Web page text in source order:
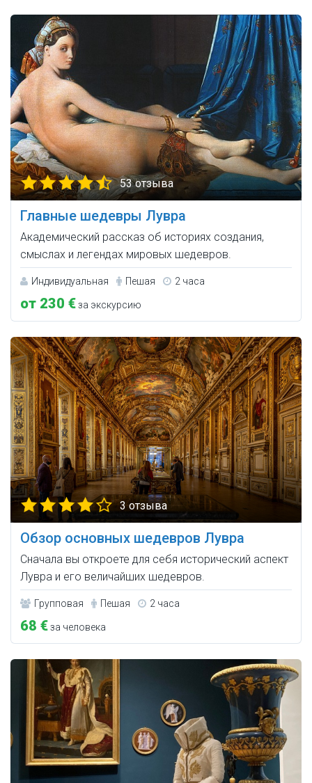
53 отзыва
Главные шедевры Лувра
Академический рассказ об историях создания,
смыслах и легендах мировых шедевров.
Индивидуальная Пешая 2 часа
от 230 €за экскурсию
3 отзыва
Обзор основных шедевров Лувра
Сначала вы откроете для себя исторический аспект
Лувра и его величайших шедевров.
Групповая Пешая 2 часа
68 €за человека